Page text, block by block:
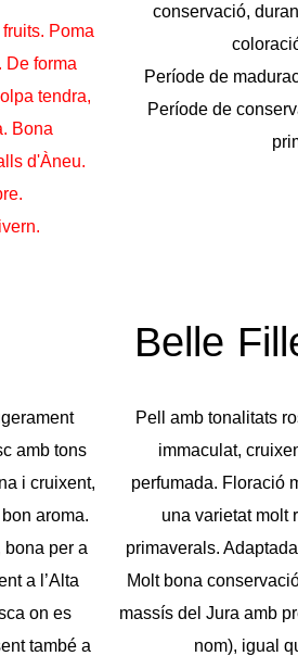
Poma
De forma
tendra,
Bona
d'Àneu.
conservació,
Període de
Període de
amb tons
i cruixent,
aroma.
bona per a
a l’Alta
on es
també a
Belle
Pell amb tonalitats
immaculat,
perfumada. Floració
una varietat molt
primaverals.
Molt bona
massís del Jura amb
nom), igual